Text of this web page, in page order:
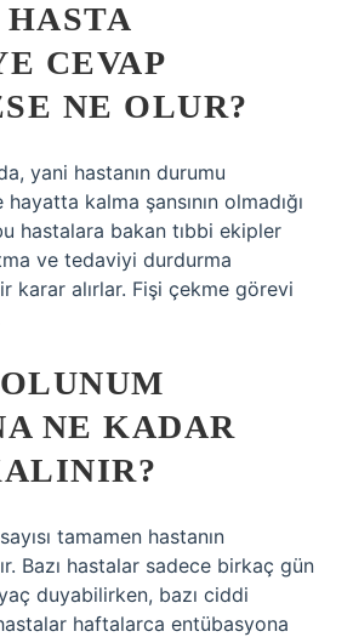
CEVAP
NE OLUR?
yani hastanın durumu
kalma şansının olmadığı
hastalara bakan tıbbi ekipler
ve tedaviyi durdurma
karar alırlar. Fişi çekme görevi
NE KADAR
tamamen hastanın
Bazı hastalar sadece birkaç gün
duyabilirken, bazı ciddi
haftalarca entübasyona